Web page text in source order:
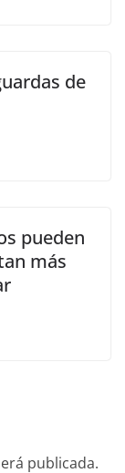
de
pueden
más
publicada.